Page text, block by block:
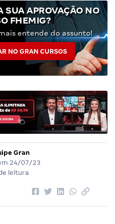
SUA APROVAÇÃO NO
FHEMIG?
entende do assunto!
NO GRAN CURSOS
Gran
24/07/23
leitura